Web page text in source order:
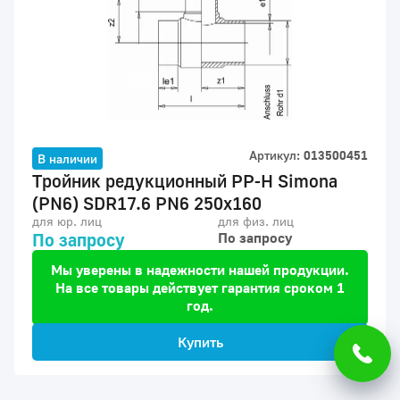
В наличии Артикул: 013500451
Тройник редукционный PP-H Simona
(PN6) SDR17.6 PN6 250x160
для юр. лиц
По запросу
для физ. лиц
По запросу
Мы уверены в надежности нашей продукции.
На все товары действует гарантия сроком 1
год.
Купить